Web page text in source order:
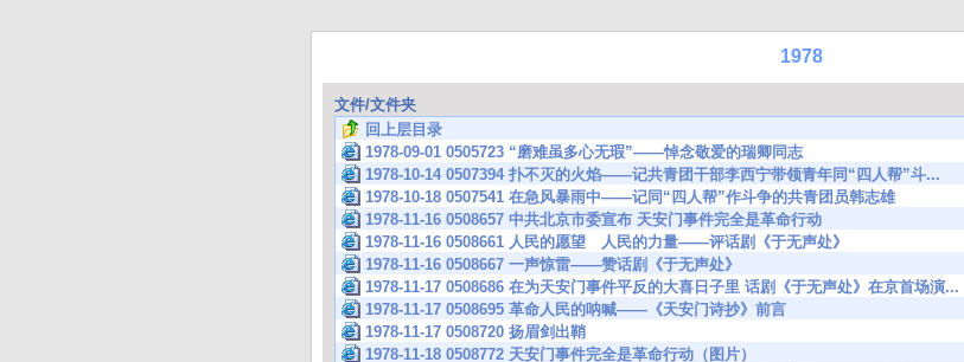
1978
文件/文件夹
回上层目录
1978-09-01 0505723 “磨难虽多心无瑕”——悼念敬爱的瑞卿同志
1978-10-14 0507394 扑不灭的火焰——记共青团干部李西宁带领青年同“四人帮”斗...
1978-10-18 0507541 在急风暴雨中——记同“四人帮”作斗争的共青团员韩志雄
1978-11-16 0508657 中共北京市委宣布 天安门事件完全是革命行动
1978-11-16 0508661 人民的愿望 人民的力量——评话剧《于无声处》
1978-11-16 0508667 一声惊雷——赞话剧《于无声处》
1978-11-17 0508686 在为天安门事件平反的大喜日子里 话剧《于无声处》在京首场演...
1978-11-17 0508695 革命人民的呐喊——《天安门诗抄》前言
1978-11-17 0508720 扬眉剑出鞘
1978-11-18 0508772 天安门事件完全是革命行动（图片）